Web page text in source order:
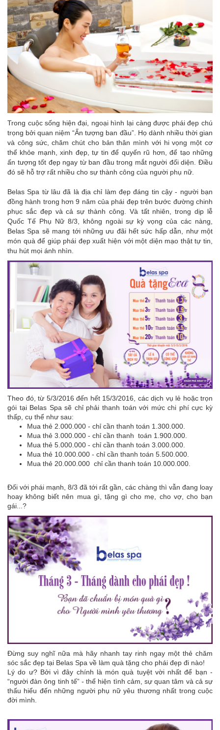
Trong cuộc sống hiện đại, ngoại hình lại càng được phái đẹp chú
trọng bởi quan niệm “Ấn tượng ban đầu”. Họ dành nhiều thời gian
và công sức, chăm chút cho bản thân mình với hi vọng một cơ
thể khỏe mạnh, xinh đẹp, tự tin để quyến rũ hơn, để tạo những
ấn tượng tốt đẹp ngay từ ban đầu trong mắt người đối diện. Điều
đó sẽ hỗ trợ rất nhiều cho sự thành công của người phụ nữ.
Belas Spa từ lâu đã là địa chỉ làm đẹp đáng tin cậy - người bạn
đồng hành trong hơn 9 năm của phái đẹp trên bước đường chinh
phục sắc đẹp và cả sự thành công. Và tất nhiên, trong dịp lễ
Quốc Tế Phụ Nữ 8/3, không ngoài sự kỳ vọng của các nàng,
Belas Spa sẽ mang tới những ưu đãi hết sức hấp dẫn, như một
món quà để giúp phái đẹp xuất hiện với một diện mạo thật tự tin,
thu hút mọi ánh nhìn.
Theo đó, từ 5/3/2016 đến hết 15/3/2016, các dịch vụ lẻ hoặc trọn
gói tại Belas Spa sẽ chỉ phải thanh toán với mức chi phí cực kỳ
thấp, cụ thể như sau:
Mua thẻ 2.000.000 - chỉ cần thanh toán 1.300.000.
Mua thẻ 3.000.000 - chỉ cần thanh toán 1.900.000.
Mua thẻ 5.000.000 - chỉ cần thanh toán 3.000.000.
Mua thẻ 10.000.000 - chỉ cần thanh toán 5.500.000.
Mua thẻ 20.000.000 chỉ cần thanh toán 10.000.000.
Đối với phái mạnh, 8/3 đã tới rất gần, các chàng thì vẫn đang loay
hoay không biết nên mua gì, tặng gì cho mẹ, cho vợ, cho bạn
gái...?
Đừng suy nghĩ nữa mà hãy nhanh tay rinh ngay một thẻ chăm
sóc sắc đẹp tại Belas Spa về làm quà tặng cho phái đẹp đi nào!
Lý do ư? Bởi vì đây chính là món quà tuyệt vời nhất để bạn -
“người đàn ông tinh tế” - thể hiện tình cảm, sự quan tâm và cả sự
thấu hiểu đến những người phụ nữ yêu thương nhất trong cuộc
đời mình.